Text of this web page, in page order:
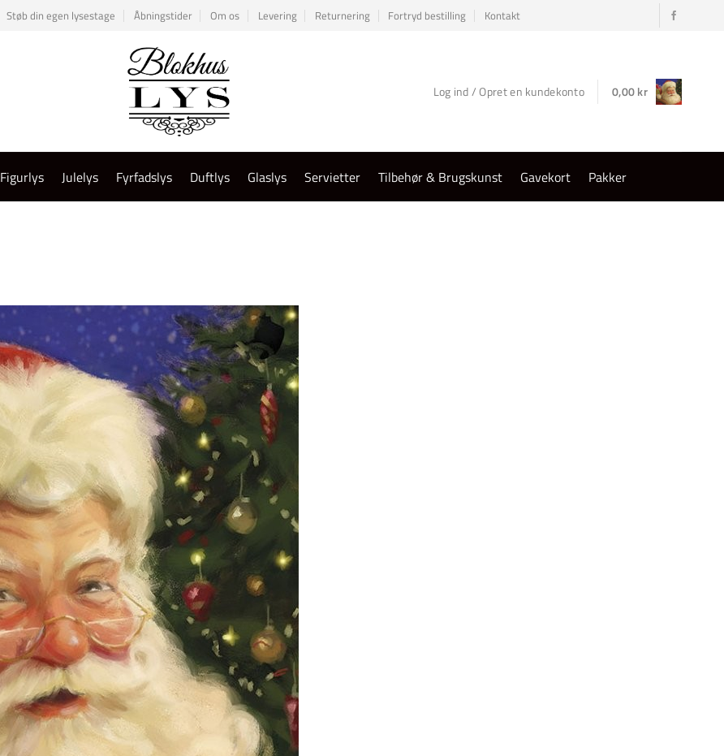
Støb din egen lysestage Åbningstider Om os Levering Returnering Fortryd bestilling Kontakt
Log ind / Opret en kundekonto 0,00kr
Figurlys Julelys Fyrfadslys Duftlys Glaslys Servietter Tilbehør & Brugskunst Gavekort Pakker